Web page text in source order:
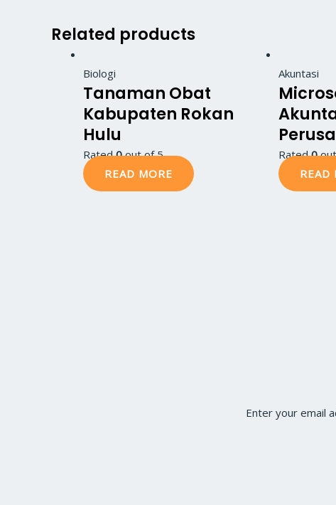
Related products
Biologi
Tanaman Obat
Kabupaten Rokan
Hulu
Rated0out of 5
READ MORE
Akuntasi
Rated0
READ
Enter your email